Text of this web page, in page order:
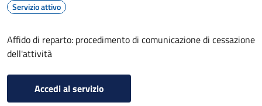
Servizio attivo
Affido di reparto: procedimento di comunicazione di cessazione
dell'attività
Accedi al servizio